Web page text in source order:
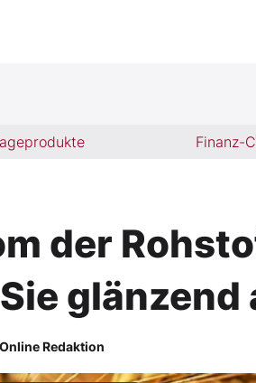
Finanz-
der
glänzend
Redaktion